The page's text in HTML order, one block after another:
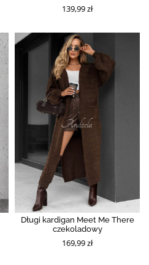
139,99 zł
Długi kardigan Meet Me There
czekoladowy
169,99 zł